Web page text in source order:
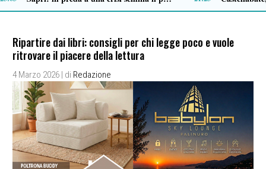
Ripartire dai libri: consigli per chi legge poco e vuole
ritrovare il piacere della lettura
4 Marzo 2026 | di Redazione